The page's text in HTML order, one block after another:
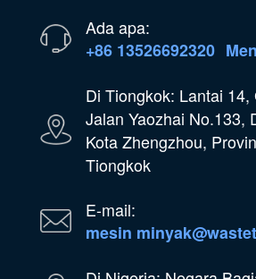
Ada apa:
+86 13526692320
Di Tiongkok: Lantai 14,
Jalan Yaozhai No.133,
Kota Zhengzhou,
Tiongkok
E-mail:
mesin